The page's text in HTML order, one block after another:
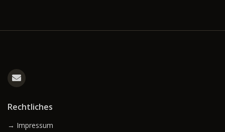
Rechtliches
→ Impressum